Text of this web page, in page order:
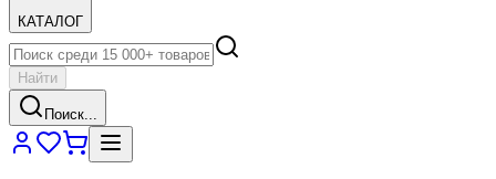
КАТАЛОГ
Найти
Поиск...